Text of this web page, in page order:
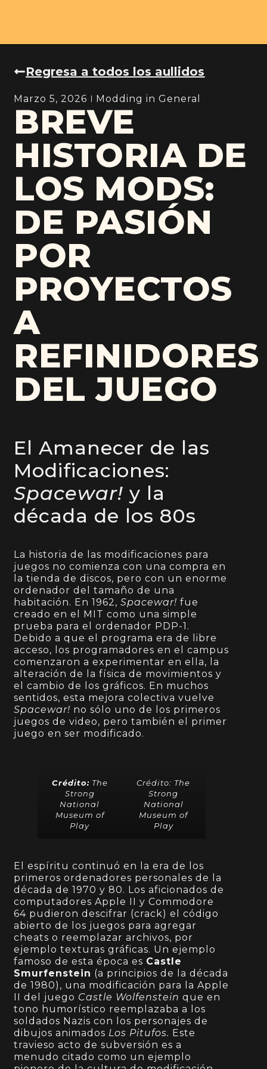
Regresa a todos los aullidos
Marzo 5, 2026 Modding in General
BREVE
HISTORIA DE
LOS MODS:
DE PASIÓN
POR
PROYECTOS
A
REFINIDORES
DEL JUEGO
El Amanecer de las
Modificaciones:
Spacewar! y la
década de los 80s
La historia de las modificaciones para
juegos no comienza con una compra en
la tienda de discos, pero con un enorme
ordenador del tamaño de una
habitación. En 1962,Spacewar! fue
creado en el MIT como una simple
prueba para el ordenador PDP-1.
Debido a que el programa era de libre
acceso, los programadores en el campus
comenzaron a experimentar en ella, la
alteración de la física de movimientos y
el cambio de los gráficos. En muchos
sentidos, esta mejora colectiva vuelve
Spacewar! no sólo uno de los primeros
juegos de video, pero también el primer
juego en ser modificado.
Crédito: The
Strong
National
Museum of
Play
Crédito: The
Strong
National
Museum of
Play
El espíritu continuó en la era de los
primeros ordenadores personales de la
década de 1970 y 80. Los aficionados de
computadores Apple II y Commodore
64 pudieron descifrar (crack) el código
abierto de los juegos para agregar
cheats o reemplazar archivos, por
ejemplo texturas gráficas. Un ejemplo
famoso de esta época es Castle
Smurfenstein (a principios de la década
de 1980), una modificación para la Apple
II del juego Castle Wolfenstein que en
tono humorístico reemplazaba a los
soldados Nazis con los personajes de
dibujos animados Los Pitufos. Este
travieso acto de subversión es a
menudo citado como un ejemplo